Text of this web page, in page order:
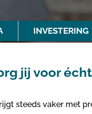
INVESTERING
jij voor
steeds vaker met